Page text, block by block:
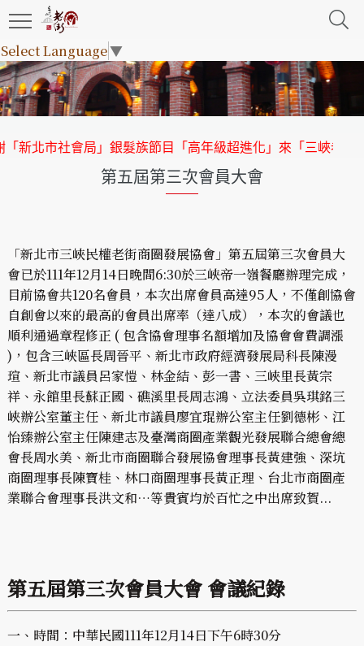
Select Language▼
市社會局」銀髮族節目「高年級超進化」來「三峽老街」取
第五屆第三次會員大會
「新北市三峽民權老街商圈發展協會」第五屆第三次會員大
會已於111年12月14日晚間6:30於三峽帝一嶺餐廳辦理完成，
目前協會共120名會員，本次出席會員高達95人，不僅創協會
自創會以來的最高的會員出席率（達八成），本次的會議也
順利通過章程修正 ( 包含協會理事名額增加及協會會費調漲
)，包含三峽區長周晉平、新北市政府經濟發展局科長陳漫
瑄、新北市議員呂家愷、林金結、彭一書、三峽里長黃宗
祥、永館里長蘇正國、礁溪里長周志鴻、立法委員吳琪銘三
峽辦公室董主任、新北市議員廖宜琨辦公室主任劉德彬、江
怡臻辦公室主任陳建志及臺灣商圈產業觀光發展聯合總會總
會長周水美、新北市商圈聯合發展協會理事長黃建強、深坑
商圈理事長陳寶桂、林口商圈理事長黃正理、台北市商圈產
業聯合會理事長洪文和…等貴賓均於百忙之中出席致賀...
第五屆第三次會員大會 會議紀錄
一、時間：中華民國111年12月14日下午6時30分